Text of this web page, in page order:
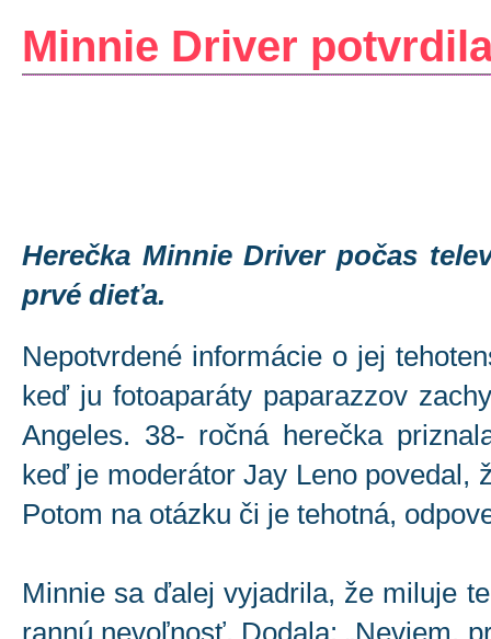
Minnie Driver
Herečka Minnie Driver počas
prvé dieťa.
Nepotvrdené informácie o jej
keď ju fotoaparáty paparazzov
Angeles. 38- ročná herečka
keď je moderátor Jay Leno povedal,
Potom na otázku či je tehotná,
Minnie sa ďalej vyjadrila, že miluje
rannú nevoľnosť. Dodala: „Neviem,